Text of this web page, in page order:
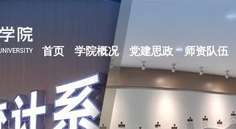
首页 学院概况 党建思政 师资队伍